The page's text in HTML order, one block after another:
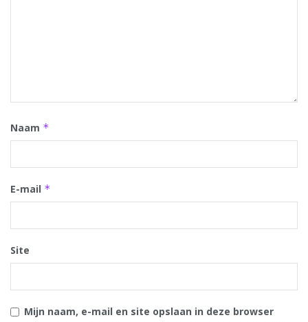
Naam *
E-mail *
Site
Mijn naam, e-mail en site opslaan in deze browser